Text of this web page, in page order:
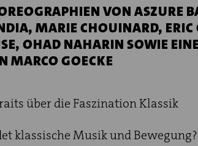
VON ASZURE
MARIE CHOUINARD, ERIC
OHAD NAHARIN SOWIE
MARCO GOECKE
über die Faszination Klassik
klassische Musik und